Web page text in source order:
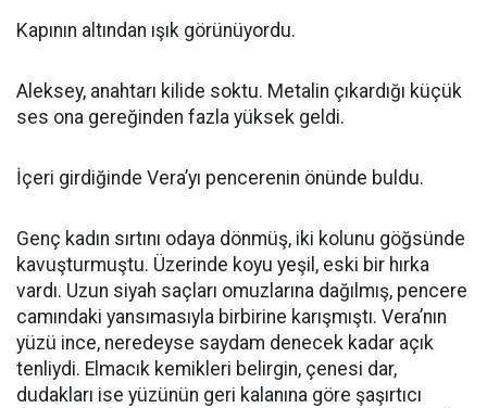
Kapının altından ışık görünüyordu.
Aleksey, anahtarı kilide soktu. Metalin çıkardığı küçük
ses ona gereğinden fazla yüksek geldi.
İçeri girdiğinde Vera’yı pencerenin önünde buldu.
Genç kadın sırtını odaya dönmüş, iki kolunu göğsünde
kavuşturmuştu. Üzerinde koyu yeşil, eski bir hırka
vardı. Uzun siyah saçları omuzlarına dağılmış, pencere
camındaki yansımasıyla birbirine karışmıştı. Vera’nın
yüzü ince, neredeyse saydam denecek kadar açık
tenliydi. Elmacık kemikleri belirgin, çenesi dar,
dudakları ise yüzünün geri kalanına göre şaşırtıcı